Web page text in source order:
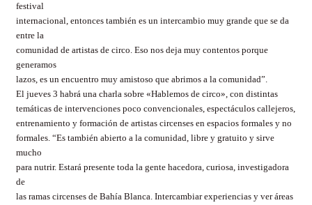
festival
internacional, entonces también es un intercambio muy grande que se da
entre la
comunidad de artistas de circo. Eso nos deja muy contentos porque
generamos
lazos, es un encuentro muy amistoso que abrimos a la comunidad”.
El jueves 3 habrá una charla sobre «Hablemos de circo», con distintas
temáticas de intervenciones poco convencionales, espectáculos callejeros,
entrenamiento y formación de artistas circenses en espacios formales y no
formales. “Es también abierto a la comunidad, libre y gratuito y sirve
mucho
para nutrir. Estará presente toda la gente hacedora, curiosa, investigadora
de
las ramas circenses de Bahía Blanca. Intercambiar experiencias y ver áreas